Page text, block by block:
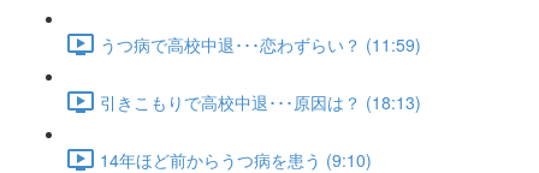
うつ病で高校中退･･･恋わずらい？ (11:59)
引きこもりで高校中退･･･原因は？ (18:13)
14年ほど前からうつ病を患う (9:10)